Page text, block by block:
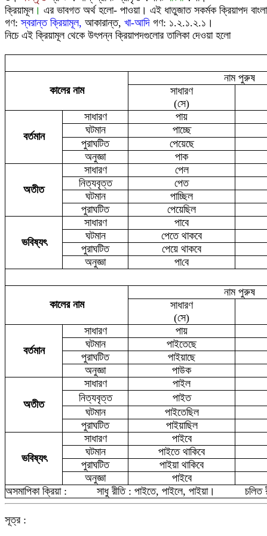
ক্রিয়ামূল। এর ভাবগত অর্থ হলো- পাওয়া। এই ধাতুজাত সকর্মক ক্রিয়াপদ
গণ:স্বরান্ত ক্রিয়ামূল, আকারান্ত, খা-আদ ি গণ: ১.২.১.২.১ ।
নিচে এই ক্রিয়ামূল থেকে উৎপন্ন ক্রিয়াপদগুলোর তালিকা দেওয়া হলো
কালের নাম
নাম পুরুষ
সাধারণ
(সে)
বর্তমান
সাধারণ পায়
ঘটমান
পাচ্ছে
পুরাঘটিত
পেয়েছে
অনুজ্ঞা
পাক
অতীত
সাধারণ পেল
নিত্যবৃত্ত
পেত
ঘটমান
পাচ্ছিল
পুরাঘটিত
পেয়েছিল
ভবিষ্যৎ
সাধারণ পাবে
ঘটমান
পেতে থাকবে
পুরাঘটিত
পেয়ে থাকবে
অনুজ্ঞা
পাবে
কালের নাম
নাম পুরুষ
সাধারণ
(সে)
বর্তমান
সাধারণ পায়
ঘটমান
পাইতেছে
পুরাঘটিত
পাইয়াছে
অনুজ্ঞা
পাউক
অতীত
সাধারণ পাইল
নিত্যবৃত্ত
পাইত
ঘটমান
পাইতেছিল
পুরাঘটিত
পাইয়াছিল
ভবিষ্যৎ
সাধারণ পাইবে
ঘটমান
পাইতে থাকিবে
পুরাঘটিত
পাইয়া থাকিবে
অনুজ্ঞা
পাইবে
অসমাপিকা ক্রিয়া :
সাধু রীতি : পাইতে, পাইলে, পাইয়া। চলিত
সূত্র :